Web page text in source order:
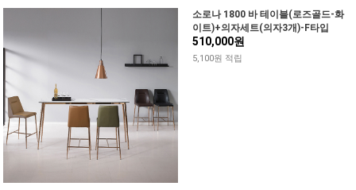
소로나 1800 바 테이블(로즈골드-화
이트)+의자세트(의자3개)-F타입
510,000원
5,100원 적립